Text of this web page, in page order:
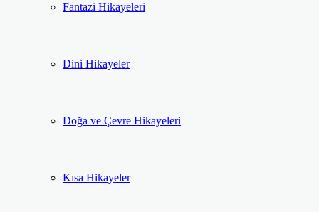
Fantazi Hikayeleri
Dini Hikayeler
Doğa ve Çevre Hikayeleri
Kısa Hikayeler